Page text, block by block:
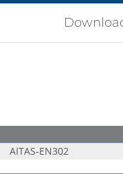
AITAS-EN302